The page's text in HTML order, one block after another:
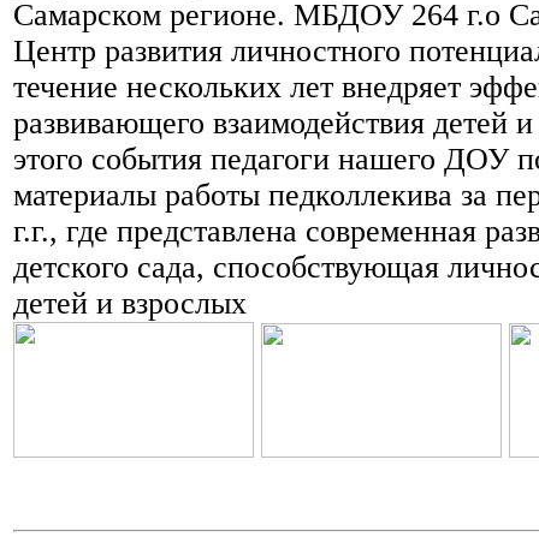
Самарском регионе. МБДОУ 264 г.о
Центр развития личностного
течение нескольких лет внедряет
развивающего взаимодействия детей
этого события педагоги нашего ДОУ
материалы работы педколлекива за
г.г., где представлена современная
детского сада, способствующая
детей и взрослых